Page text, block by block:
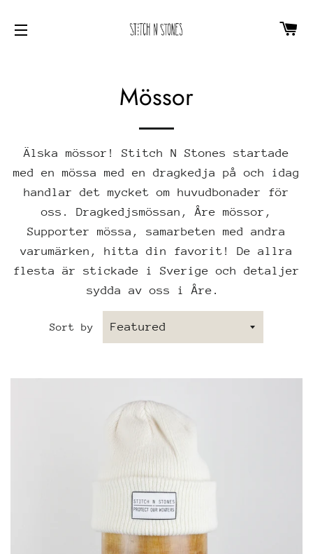
Mössor
Älska mössor! Stitch N Stones startade
med en mössa med en dragkedja på och idag
handlar det mycket om huvudbonader för
oss. Dragkedjsmössan, Åre mössor,
Supporter mössa, samarbeten med andra
varumärken, hitta din favorit! De allra
flesta är stickade i Sverige och detaljer
sydda av oss i Åre.
Sort by